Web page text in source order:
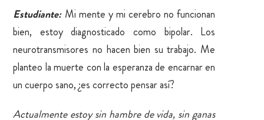
Estudiante: Mi mente y mi cerebro no funcionan
bien, estoy diagnosticado como bipolar. Los
neurotransmisores no hacen bien su trabajo. Me
planteo la muerte con la esperanza de encarnar en
un cuerpo sano, ¿es correcto pensar así?
Actualmente estoy sin hambre de vida, sin ganas